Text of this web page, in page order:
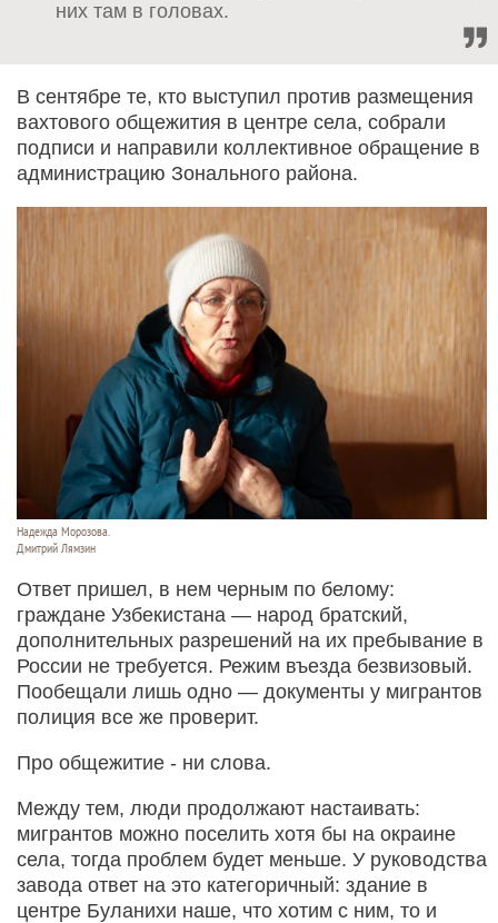
них там в головах.
В сентябре те, кто выступил против размещения
вахтового общежития в центре села, собрали
подписи и направили коллективное обращение в
администрацию Зонального района.
Надежда Морозова.
Дмитрий Лямзин
Ответ пришел, в нем черным по белому:
граждане Узбекистана — народ братский,
дополнительных разрешений на их пребывание в
России не требуется. Режим въезда безвизовый.
Пообещали лишь одно — документы у мигрантов
полиция все же проверит.
Про общежитие - ни слова.
Между тем, люди продолжают настаивать:
мигрантов можно поселить хотя бы на окраине
села, тогда проблем будет меньше. У руководства
завода ответ на это категоричный: здание в
центре Буланихи наше, что хотим с ним, то и